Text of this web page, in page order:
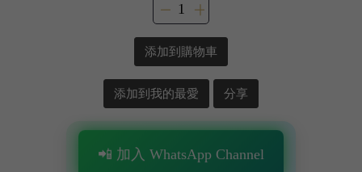
添加到購物車
添加到我的最愛 分享
📲 加入 WhatsApp Channel